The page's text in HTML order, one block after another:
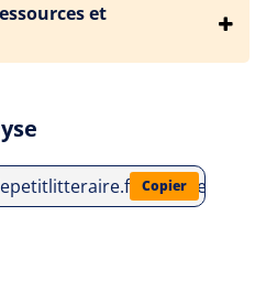
et
analyses-
Copier